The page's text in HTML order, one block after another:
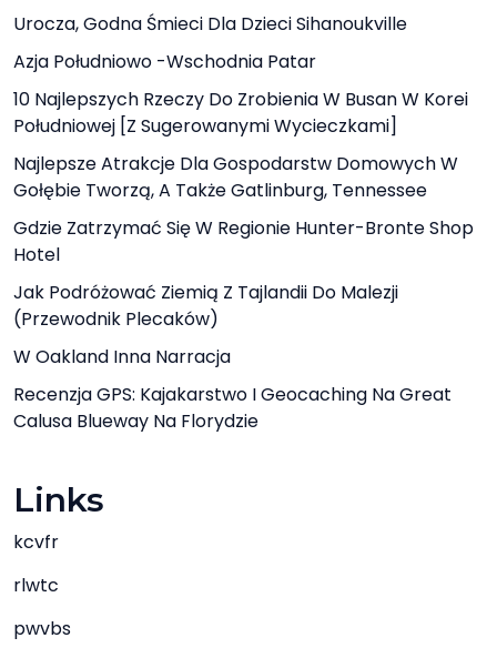
Urocza, Godna Śmieci Dla Dzieci Sihanoukville
Azja Południowo -Wschodnia Patar
10 Najlepszych Rzeczy Do Zrobienia W Busan W Korei
Południowej [z Sugerowanymi Wycieczkami]
Najlepsze Atrakcje Dla Gospodarstw Domowych W
Gołębie Tworzą, A Także Gatlinburg, Tennessee
Gdzie Zatrzymać Się W Regionie Hunter-Bronte Shop
Hotel
Jak Podróżować Ziemią Z Tajlandii Do Malezji
(przewodnik Plecaków)
W Oakland Inna Narracja
Recenzja GPS: Kajakarstwo I Geocaching Na Great
Calusa Blueway Na Florydzie
Links
kcvfr
rlwtc
pwvbs